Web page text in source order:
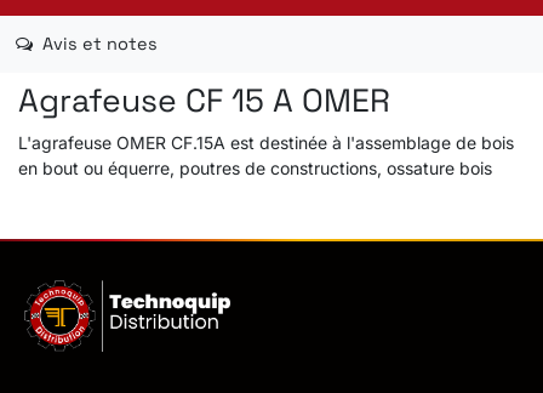
Avis et notes
Agrafeuse CF 15 A OMER
L'agrafeuse OMER CF.15A est destinée à l'assemblage de bois
en bout ou équerre, poutres de constructions, ossature bois